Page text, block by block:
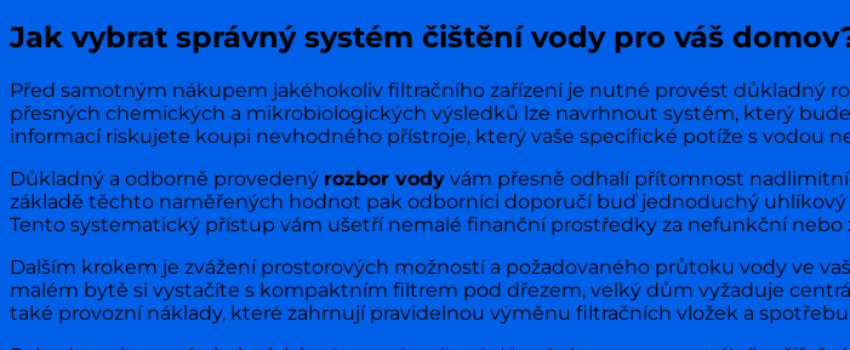
Jak vybrat správný systém čištění vody pro váš
Před samotným nákupem jakéhokoliv filtračního zařízení je nutné provést důkladný
přesných chemických a mikrobiologických výsledků lze navrhnout systém, který
informací riskujete koupi nevhodného přístroje, který vaše specifické potíže s vodou
Důkladný a odborně provedený rozbor vody vám přesně odhalí přítomnost
základě těchto naměřených hodnot pak odborníci doporučí buď jednoduchý
Tento systematický přístup vám ušetří nemalé finanční prostředky za nefunkční
Dalším krokem je zvážení prostorových možností a požadovaného průtoku vody ve
malém bytě si vystačíte s kompaktním filtrem pod dřezem, velký dům vyžaduje
také provozní náklady, které zahrnují pravidelnou výměnu filtračních vložek a